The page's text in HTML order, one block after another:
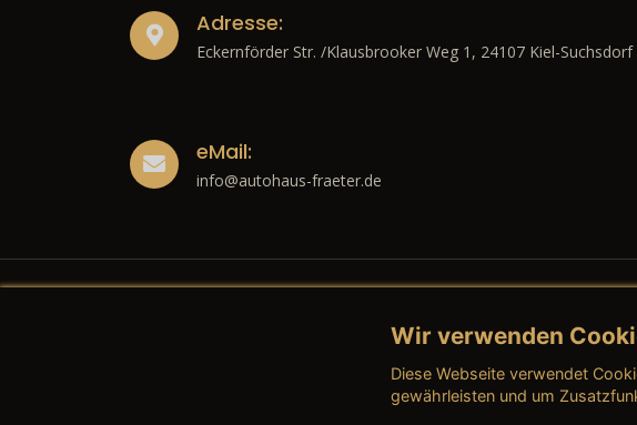
Adresse:
Eckernförder Str. /Klausbrooker Weg 1, 24107 Kiel-Suchsdorf
eMail:
info@autohaus-fraeter.de
Rechtliches
→ Impressum
Wir verwenden
Diese Webseite verwendet
gewährleisten und um